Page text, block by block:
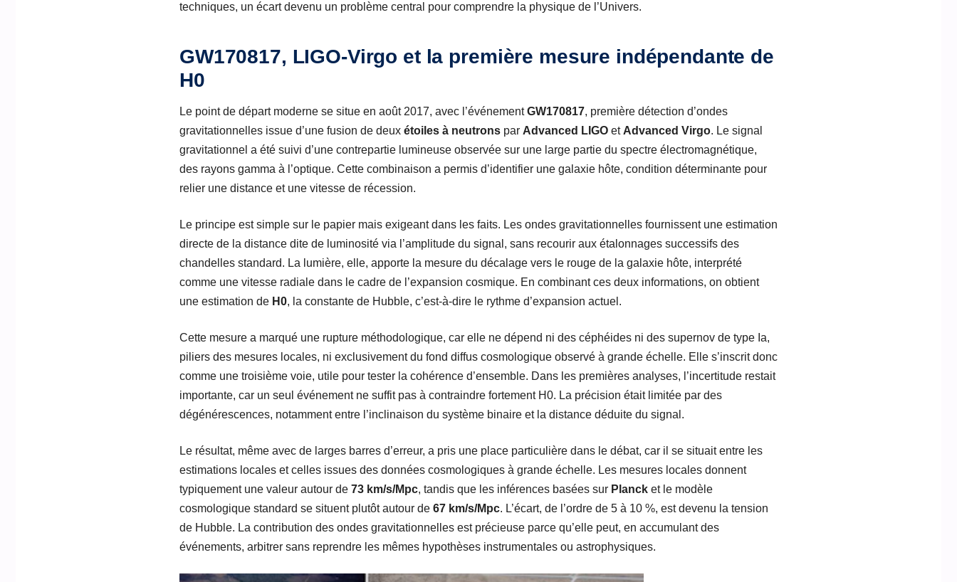
techniques, un écart devenu un problème central pour comprendre la physique de l’Univers.
GW170817, LIGO-Virgo et la première mesure indépendante de
H0
Le point de départ moderne se situe en août 2017, avec l’événementGW170817, première détection d’ondes
gravitationnelles issue d’une fusion de deux étoiles à neutrons par Advanced LIGO et Advanced Virgo. Le signal
gravitationnel a été suivi d’une contrepartie lumineuse observée sur une large partie du spectre électromagnétique,
des rayons gamma à l’optique. Cette combinaison a permis d’identifier une galaxie hôte, condition déterminante pour
relier une distance et une vitesse de récession.
Le principe est simple sur le papier mais exigeant dans les faits. Les ondes gravitationnelles fournissent une estimation
directe de la distance dite de luminosité via l’amplitude du signal, sans recourir aux étalonnages successifs des
chandelles standard. La lumière, elle, apporte la mesure du décalage vers le rouge de la galaxie hôte, interprété
comme une vitesse radiale dans le cadre de l’expansion cosmique. En combinant ces deux informations, on obtient
une estimation de H0, la constante de Hubble, c’est-à-dire le rythme d’expansion actuel.
Cette mesure a marqué une rupture méthodologique, car elle ne dépend ni des céphéides ni des supernov de type Ia,
piliers des mesures locales, ni exclusivement du fond diffus cosmologique observé à grande échelle. Elle s’inscrit donc
comme une troisième voie, utile pour tester la cohérence d’ensemble. Dans les premières analyses, l’incertitude restait
importante, car un seul événement ne suffit pas à contraindre fortement H0. La précision était limitée par des
dégénérescences, notamment entre l’inclinaison du système binaire et la distance déduite du signal.
Le résultat, même avec de larges barres d’erreur, a pris une place particulière dans le débat, car il se situait entre les
estimations locales et celles issues des données cosmologiques à grande échelle. Les mesures locales donnent
typiquement une valeur autour de 73 km/s/Mpc, tandis que les inférences basées sur Planck et le modèle
cosmologique standard se situent plutôt autour de 67 km/s/Mpc. L’écart, de l’ordre de 5 à 10 %, est devenu la tension
de Hubble. La contribution des ondes gravitationnelles est précieuse parce qu’elle peut, en accumulant des
événements, arbitrer sans reprendre les mêmes hypothèses instrumentales ou astrophysiques.